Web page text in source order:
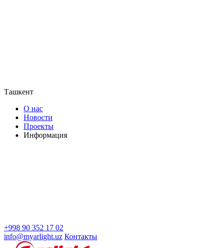
Ташкент
О нас
Новости
Проекты
Информация
+998 90 352 17 02
info@myarlight.uz Контакты